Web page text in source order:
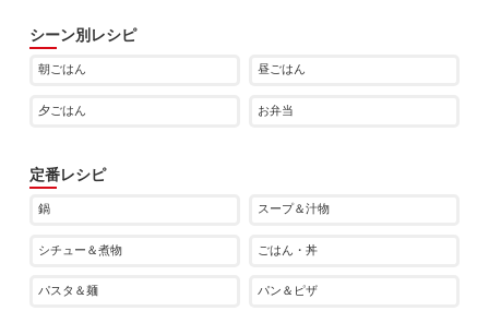
シーン別レシピ
朝ごはん 昼ごはん
夕ごはん お弁当
定番レシピ
鍋 スープ＆汁物
シチュー＆煮物 ごはん・丼
パスタ＆麺 パン＆ピザ